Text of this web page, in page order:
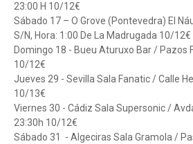
23:00 H 10/12€
Sábado 17 – O Grove (Pontevedra) El
S/N, Hora: 1:00 De La Madrugada 10/12€
Domingo 18 - Bueu Aturuxo Bar / Pazos
10/12€
Jueves 29 - Sevilla Sala Fanatic / Calle
10/13€
Viernes 30 - Cádiz Sala Supersonic /
23:30h 10/12€
Sábado 31 - Algeciras Sala Gramola /